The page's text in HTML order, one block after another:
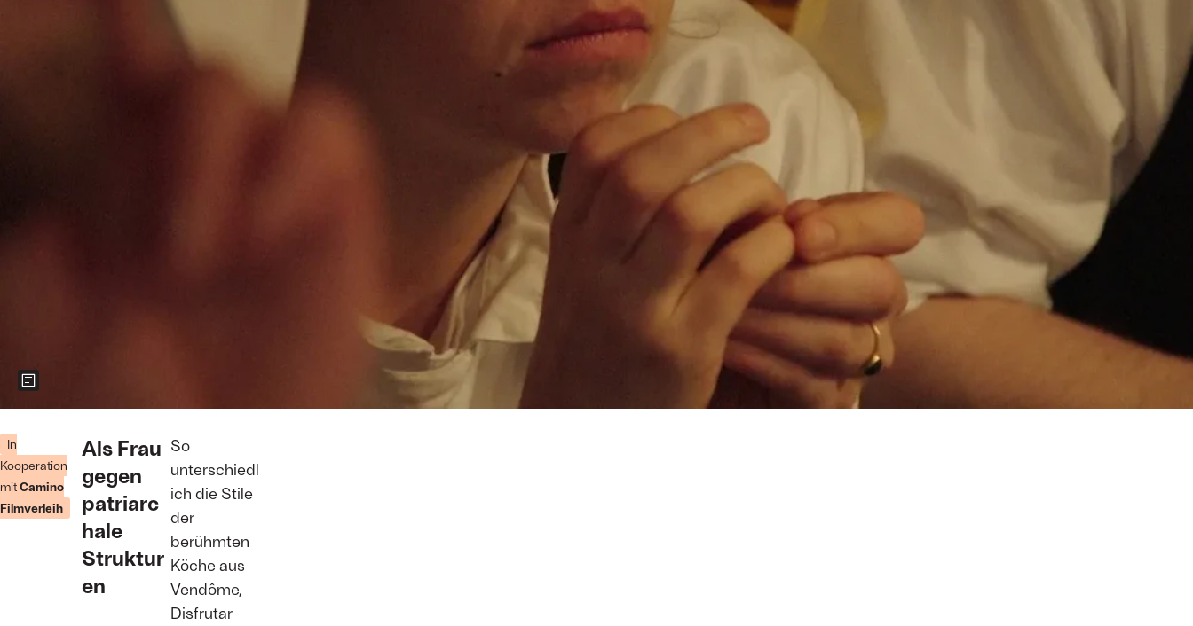
In
Kooperation
mitCamino
Filmverleih
Als Frau
gegen
patriarc
hale
Struktur
en
So
unterschiedl
ich die Stile
der
berühmten
Köche aus
Vendôme,
Disfrutar
Zeigt weitere Informationen zum Bild
Agnes
Foto: Camino
Filmverleih